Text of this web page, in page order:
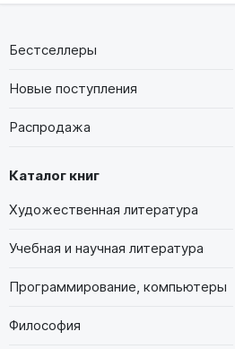
Бестселлеры
Новые поступления
Распродажа
Каталог книг
Художественная литература
Учебная и научная литература
Программирование, компьютеры
Философия